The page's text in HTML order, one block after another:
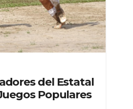
del Estatal
Populares